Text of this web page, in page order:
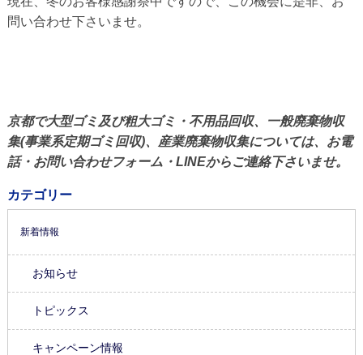
問い合わせ下さいませ。
京都で大型ゴミ及び粗大ゴミ・不用品回収、一般廃棄物収
集(事業系定期ゴミ回収)、産業廃棄物収集については、お電
話・お問い合わせフォーム・LINEからご連絡下さいませ。
カテゴリー
新着情報
お知らせ
トピックス
キャンペーン情報